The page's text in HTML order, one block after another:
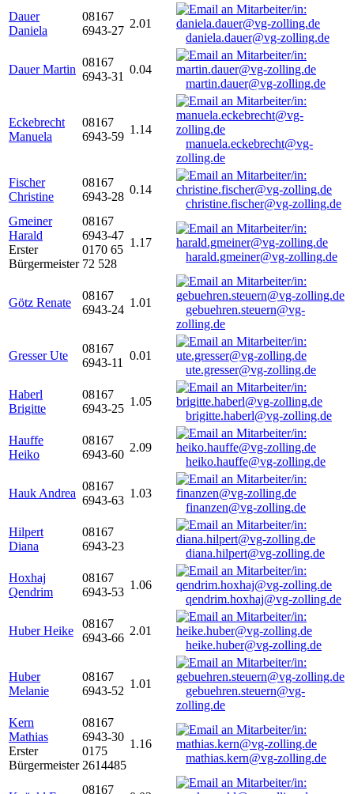
Dauer
Daniela
08167
6943-27
2.01
daniela.dauer@vg-zolling.de
Dauer Martin
08167
6943-31
0.04
martin.dauer@vg-zolling.de
Eckebrecht
Manuela
08167
6943-59
1.14
manuela.eckebrecht@vg-
zolling.de
Fischer
Christine
08167
6943-28
0.14
christine.fischer@vg-zolling.de
Gmeiner
Harald
Erster
Bürgermeister
08167
6943-47
0170 65
72 528
1.17
harald.gmeiner@vg-zolling.de
Götz Renate
08167
6943-24
1.01
gebuehren.steuern@vg-
zolling.de
Gresser Ute
08167
6943-11
0.01
ute.gresser@vg-zolling.de
Haberl
Brigitte
08167
6943-25
1.05
brigitte.haberl@vg-zolling.de
Hauffe
Heiko
08167
6943-60
2.09
heiko.hauffe@vg-zolling.de
Hauk Andrea
08167
6943-63
1.03
finanzen@vg-zolling.de
Hilpert
Diana
08167
6943-23
diana.hilpert@vg-zolling.de
Hoxhaj
Qendrim
08167
6943-53
1.06
qendrim.hoxhaj@vg-zolling.de
Huber Heike
08167
6943-66
2.01
heike.huber@vg-zolling.de
Huber
Melanie
08167
6943-52
1.01
gebuehren.steuern@vg-
zolling.de
Kern
Mathias
Erster
Bürgermeister
08167
6943-30
0175
2614485
1.16
mathias.kern@vg-zolling.de
08167